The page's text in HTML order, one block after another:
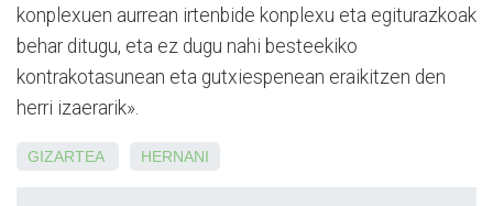
konplexuen aurrean irtenbide konplexu eta egiturazkoak
behar ditugu, eta ez dugu nahi besteekiko
kontrakotasunean eta gutxiespenean eraikitzen den
herri izaerarik».
GIZARTEA HERNANI